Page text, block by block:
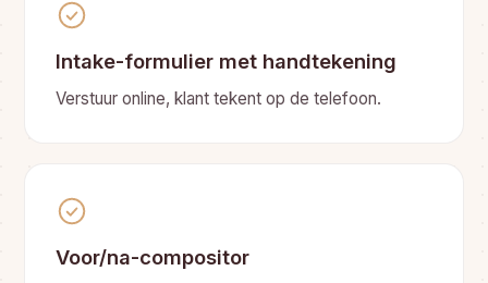
Intake-formulier met handtekening
Verstuur online, klant tekent op de telefoon.
Voor/na-compositor